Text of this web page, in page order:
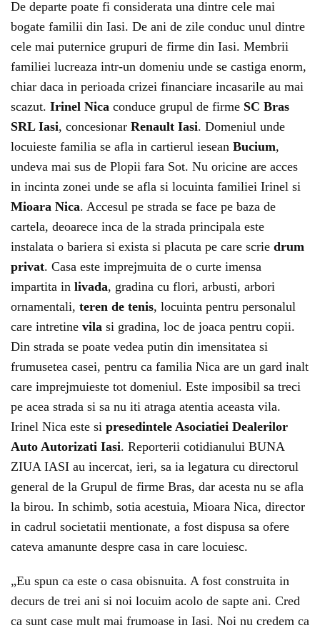
De departe poate fi considerata una dintre cele mai
bogate familii din Iasi. De ani de zile conduc unul dintre
cele mai puternice grupuri de firme din Iasi. Membrii
familiei lucreaza intr-un domeniu unde se castiga enorm,
chiar daca in perioada crizei financiare incasarile au mai
scazut. Irinel Nica conduce grupul de firme SC Bras
SRL Iasi, concesionar Renault Iasi. Domeniul unde
locuieste familia se afla in cartierul iesean Bucium,
undeva mai sus de Plopii fara Sot. Nu oricine are acces
in incinta zonei unde se afla si locuinta familiei Irinel si
Mioara Nica. Accesul pe strada se face pe baza de
cartela, deoarece inca de la strada principala este
instalata o bariera si exista si placuta pe care scrie drum
privat. Casa este imprejmuita de o curte imensa
impartita in livada, gradina cu flori, arbusti, arbori
ornamentali, teren de tenis, locuinta pentru personalul
care intretine vila si gradina, loc de joaca pentru copii.
Din strada se poate vedea putin din imensitatea si
frumusetea casei, pentru ca familia Nica are un gard inalt
care imprejmuieste tot domeniul. Este imposibil sa treci
pe acea strada si sa nu iti atraga atentia aceasta vila.
Irinel Nica este si presedintele Asociatiei Dealerilor
Auto Autorizati Iasi. Reporterii cotidianului BUNA
ZIUA IASI au incercat, ieri, sa ia legatura cu directorul
general de la Grupul de firme Bras, dar acesta nu se afla
la birou. In schimb, sotia acestuia, Mioara Nica, director
in cadrul societatii mentionate, a fost dispusa sa ofere
cateva amanunte despre casa in care locuiesc.
„Eu spun ca este o casa obisnuita. A fost construita in
decurs de trei ani si noi locuim acolo de sapte ani. Cred
ca sunt case mult mai frumoase in Iasi. Noi nu credem ca